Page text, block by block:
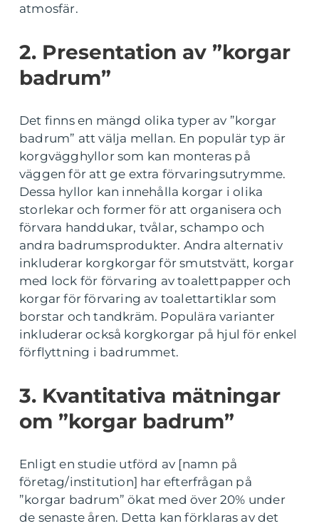
atmosfär.
2. Presentation av ”korgar
badrum”
Det finns en mängd olika typer av ”korgar
badrum” att välja mellan. En populär typ är
korgvägghyllor som kan monteras på
väggen för att ge extra förvaringsutrymme.
Dessa hyllor kan innehålla korgar i olika
storlekar och former för att organisera och
förvara handdukar, tvålar, schampo och
andra badrumsprodukter. Andra alternativ
inkluderar korgkorgar för smutstvätt, korgar
med lock för förvaring av toalettpapper och
korgar för förvaring av toalettartiklar som
borstar och tandkräm. Populära varianter
inkluderar också korgkorgar på hjul för enkel
förflyttning i badrummet.
3. Kvantitativa mätningar
om ”korgar badrum”
Enligt en studie utförd av [namn på
företag/institution] har efterfrågan på
”korgar badrum” ökat med över 20% under
de senaste åren. Detta kan förklaras av det